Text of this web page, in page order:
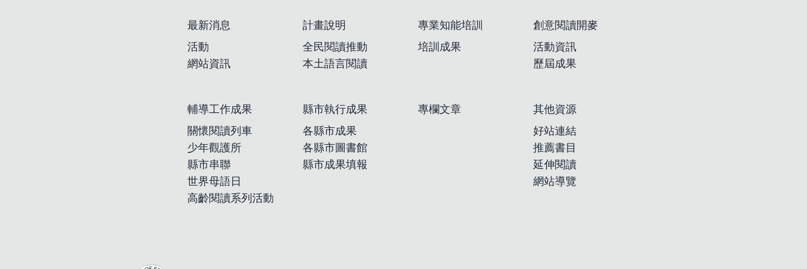
最新消息
活動
網站資訊
計畫說明
全民閱讀推動
本土語言閱讀
專業知能培訓
培訓成果
創意閱讀開麥
活動資訊
歷屆成果
輔導工作成果
關懷閱讀列車
少年觀護所
縣市串聯
世界母語日
高齡閱讀系列活動
縣市執行成果
各縣市成果
各縣市圖書館
縣市成果填報
專欄文章
其他資源
好站連結
推薦書目
延伸閱讀
網站導覽